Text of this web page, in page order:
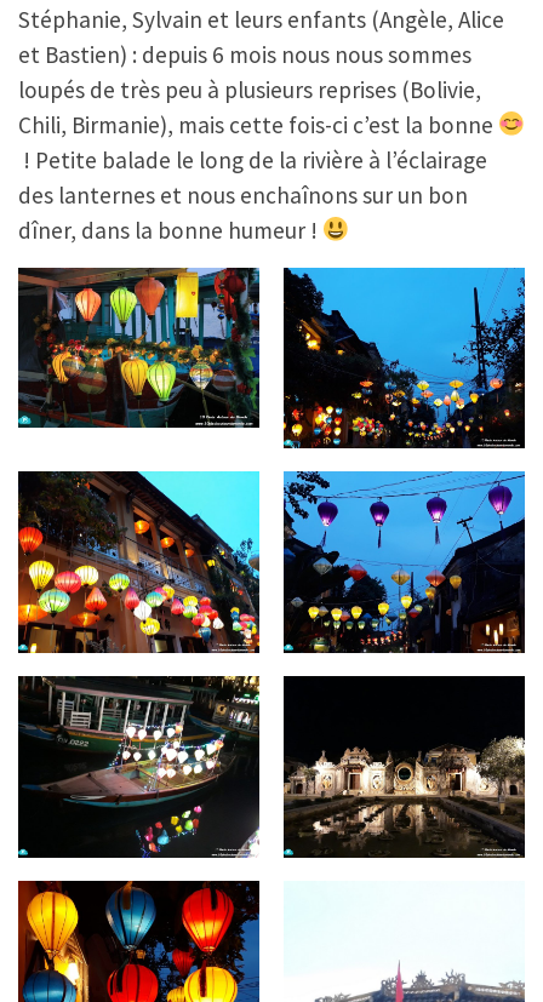
Stéphanie, Sylvain et leurs enfants (Angèle, Alice
et Bastien) : depuis 6 mois nous nous sommes
loupés de très peu à plusieurs reprises (Bolivie,
Chili, Birmanie), mais cette fois-ci c’est la bonne
! Petite balade le long de la rivière à l’éclairage
des lanternes et nous enchaînons sur un bon
dîner, dans la bonne humeur !